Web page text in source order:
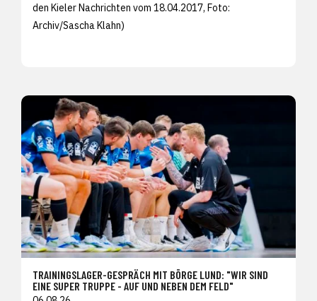
den Kieler Nachrichten vom 18.04.2017, Foto:
Archiv/Sascha Klahn)
TRAININGSLAGER-GESPRÄCH MIT BÖRGE LUND: "WIR SIND
EINE SUPER TRUPPE - AUF UND NEBEN DEM FELD"